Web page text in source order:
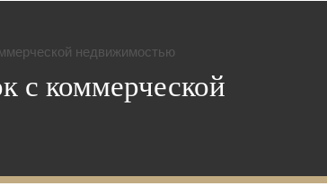
недвижимостью
с коммерческой